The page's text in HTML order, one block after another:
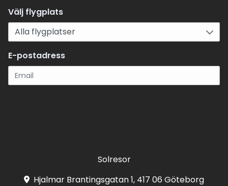
Välj flygplats
E-postadress
Solresor
Hjalmar Brantingsgatan 1, 417 06 Göteborg